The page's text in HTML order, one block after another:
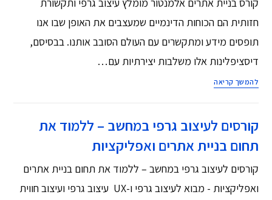
חזותית הם הכוחות הדינמיים שמעצבים את האופן שבו אנו
תופסים מידע ומתקשרים עם העולם הסובב אותנו. בבסיסם,
דיסציפלינות אלו משלבות יצירתיות עם…
להמשך קריאה
קורסים לעיצוב גרפי במחשב – ללמוד את
תחום בניית אתרים ואפליקציות
קורסים לעיצוב גרפי במחשב – ללמוד את תחום בניית אתרים
ואפליקציות - מבוא לעיצוב גרפי ו-UX עיצוב גרפי ועיצוב חווית